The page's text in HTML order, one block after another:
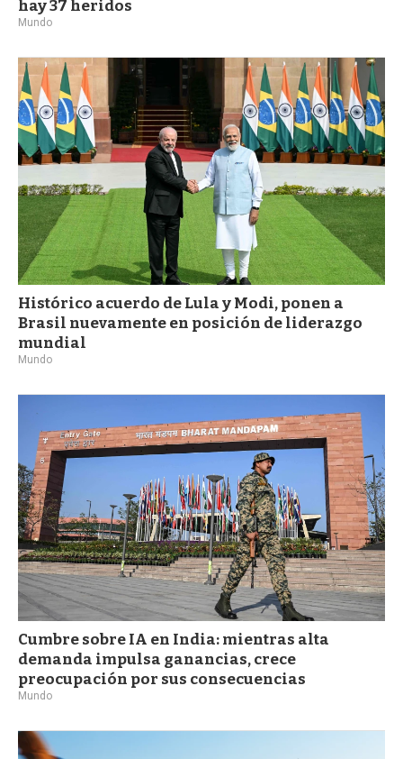
hay 37 heridos
Mundo
Histórico acuerdo de Lula y Modi, ponen a
Brasil nuevamente en posición de liderazgo
mundial
Mundo
Cumbre sobre IA en India: mientras alta
demanda impulsa ganancias, crece
preocupación por sus consecuencias
Mundo